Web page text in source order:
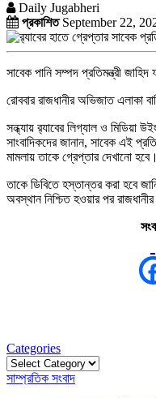
Daily Jugabheri
প্রকাশিতSeptember 22,
সাবেক পানি সম্পদ প্রতিমন্ত্রী
রোববার রাজধানীর অভিজাত এলাকা
সন্ধ্যায় র‍্যাবের লিগ্যাল ও মিডিয়া
সাংবাদিকদের জানান, সাবেক এই
মামলায় তাকে গ্রেপ্তার দেখানো হবে।
তাকে ডিবিতে হস্তান্তর করা হবে
অবস্থান নিশ্চিত হওয়ার পর
Categories
Categories
সাম্প্রতিক সংবাদ